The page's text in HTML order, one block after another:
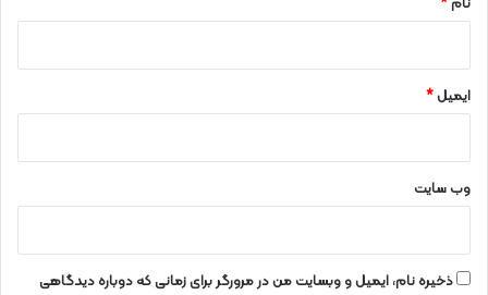
ل
ط
ک
ر
ن
ش
و
ن
د
نام*
ایمیل*
وب‌ سایت
ذخیره نام، ایمیل و وبسایت من در مرورگر برای زمانی که دوباره دیدگاهی